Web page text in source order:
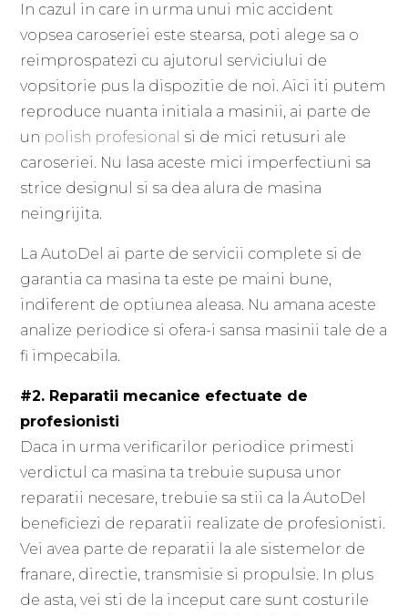
In cazul in care in urma unui mic accident
vopsea caroseriei este stearsa, poti alege sa o
reimprospatezi cu ajutorul serviciului de
vopsitorie pus la dispozitie de noi. Aici iti putem
reproduce nuanta initiala a masinii, ai parte de
un polish profesional si de mici retusuri ale
caroseriei. Nu lasa aceste mici imperfectiuni sa
strice designul si sa dea alura de masina
neingrijita.
La AutoDel ai parte de servicii complete si de
garantia ca masina ta este pe maini bune,
indiferent de optiunea aleasa. Nu amana aceste
analize periodice si ofera-i sansa masinii tale de a
fi impecabila.
#2. Reparatii mecanice efectuate de
profesionisti
Daca in urma verificarilor periodice primesti
verdictul ca masina ta trebuie supusa unor
reparatii necesare, trebuie sa stii ca la AutoDel
beneficiezi de reparatii realizate de profesionisti.
Vei avea parte de reparatii la ale sistemelor de
franare, directie, transmisie si propulsie. In plus
de asta, vei sti de la inceput care sunt costurile